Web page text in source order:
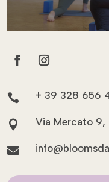
 + 39 328 656
 Via Mercato 9,
